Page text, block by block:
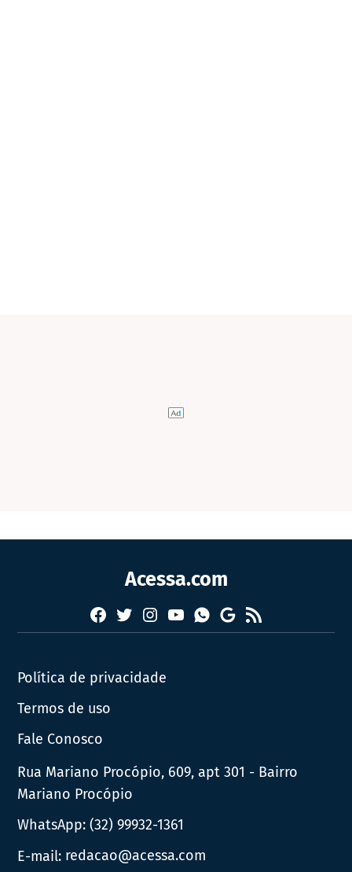
Acessa.com
Facebook
TwitterInstagram
YouTubeWhatsapp
Google
News
RSS
Política de privacidade
Termos de uso
Fale Conosco
Rua Mariano Procópio, 609, apt 301 - Bairro
Mariano Procópio
WhatsApp:(32) 99932-1361
E-mail: redacao@acessa.com